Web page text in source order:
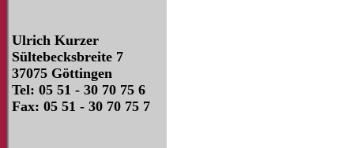
Ulrich Kurzer
Sültebecksbreite 7
37075 Göttingen
Tel: 05 51 - 30 70 75 6
Fax: 05 51 - 30 70 75 7